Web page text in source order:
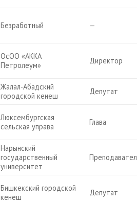
Безработный —
ОсОО «АККА
Петролеум»
Директор
Жалал-Абадский
городской кенеш
Депутат
Люксембургская
сельская управа
Глава
Нарынский
государственный
университет
Бишкекский городской
кенеш
Депутат